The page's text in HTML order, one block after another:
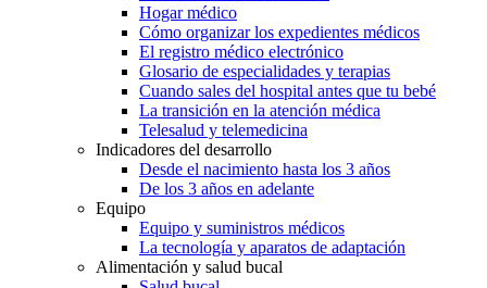
Hogar médico
Cómo organizar los expedientes médicos
El registro médico electrónico
Glosario de especialidades y terapias
Cuando sales del hospital antes que tu bebé
La transición en la atención médica
Telesalud y telemedicina
Indicadores del desarrollo
Desde el nacimiento hasta los 3 años
De los 3 años en adelante
Equipo
Equipo y suministros médicos
La tecnología y aparatos de adaptación
Alimentación y salud bucal